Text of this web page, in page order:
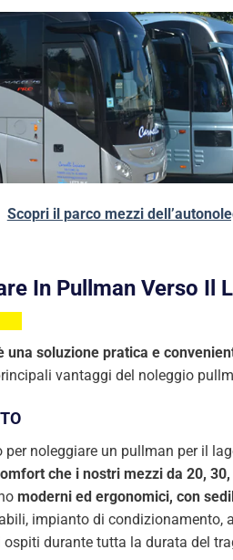
Scopri il parco mezzi
In Pullman Verso Il
una soluzione pratica e
vantaggi del noleggio
per noleggiare un pullman per il
che i nostri mezzi da 20,
moderni ed ergonomici, con
impianto di condizionamento,
durante tutta la durata del